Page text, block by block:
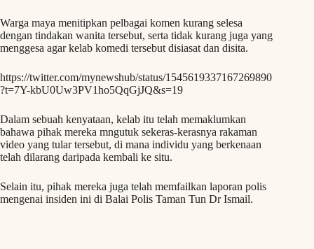
Warga maya menitipkan pelbagai komen kurang selesa
dengan tindakan wanita tersebut, serta tidak kurang juga yang
menggesa agar kelab komedi tersebut disiasat dan disita.
https://twitter.com/mynewshub/status/1545619337167269890
?t=7Y-kbU0Uw3PV1ho5QqGjJQ&s=19
Dalam sebuah kenyataan, kelab itu telah memaklumkan
bahawa pihak mereka mngutuk sekeras-kerasnya rakaman
video yang tular tersebut, di mana individu yang berkenaan
telah dilarang daripada kembali ke situ.
Selain itu, pihak mereka juga telah memfailkan laporan polis
mengenai insiden ini di Balai Polis Taman Tun Dr Ismail.